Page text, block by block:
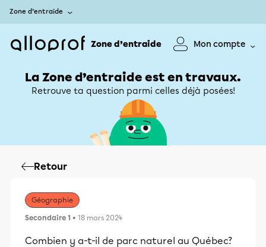
Zone d’entraide
Zone d’entraide Mon compte
La Zone d’entraide est en travaux.
Retrouve ta question parmi celles déjà posées!
Retour
Géographie
Secondaire 1 • 18 mars 2024
Combien y a-t-il de parc naturel au Québec?